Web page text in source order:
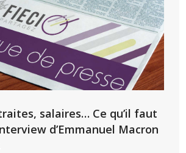
salaires… Ce qu’il faut
d’Emmanuel Macron